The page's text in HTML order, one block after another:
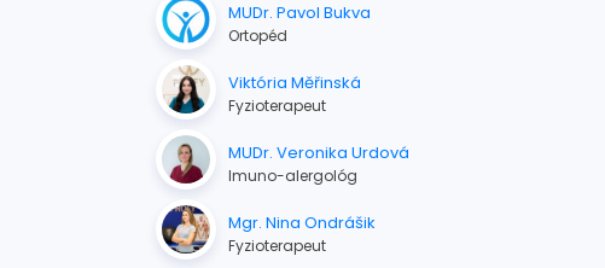
MUDr. Pavol Bukva
Ortopéd
Viktória Měřinská
Fyzioterapeut
MUDr. Veronika Urdová
Imuno-alergológ
Mgr. Nina Ondrášik
Fyzioterapeut